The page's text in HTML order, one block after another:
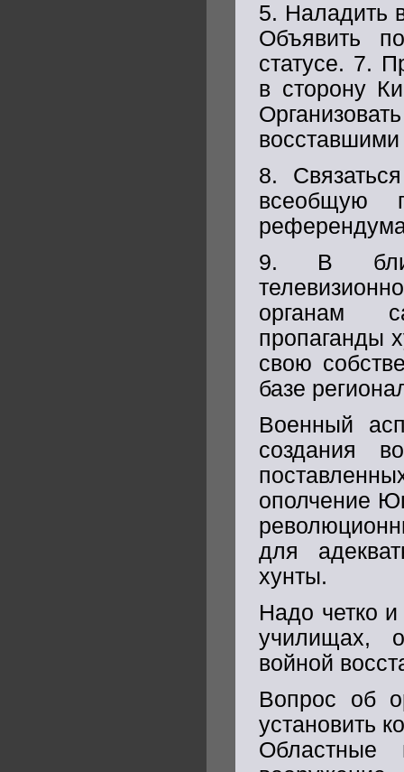
5. Наладить
Объявить
статусе. 7.
в сторону
8.
всеобщую
9. В
органам
пропаганды
свою
базе
Военный
создания
ополчение
для
хунты.
Надо четко
училищах,
войной
Вопрос об
установить
Областные